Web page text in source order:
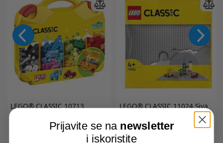
LEGO® CLASSIC10713
kreativni kovčeg
LEGO® CLASSIC11024 Siva
Prijavite se na newsletter
i iskoristite